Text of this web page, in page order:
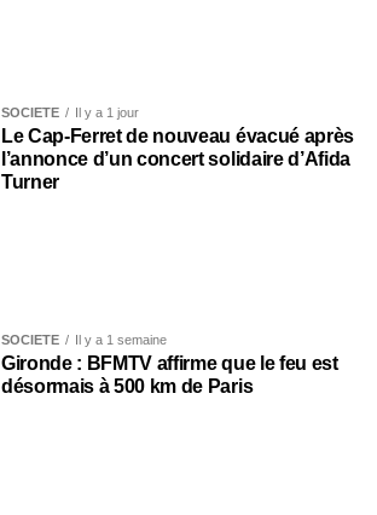
SOCIÉTÉ Il y a 1 jour
Le Cap-Ferret de nouveau évacué après
l’annonce d’un concert solidaire d’Afida
Turner
SOCIÉTÉ Il y a 1 semaine
Gironde : BFMTV affirme que le feu est
désormais à 500 km de Paris